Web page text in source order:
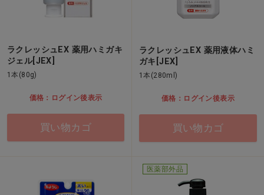
ラクレッシュEX 薬用ハミガキ
ジェル[JEX]
1本(80g)
価格：ログイン後表示
買い物カゴ
ラクレッシュEX 薬用液体ハミ
ガキ[JEX]
1本(280ml)
価格：ログイン後表示
買い物カゴ
医薬部外品